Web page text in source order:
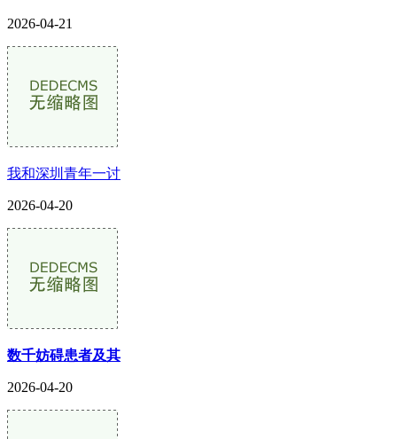
2026-04-21
我和深圳青年一讨
2026-04-20
数千妨碍患者及其
2026-04-20